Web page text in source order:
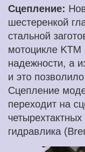
Сцепление:
шестеренкой
стальной
мотоцикле KTM
надежности, а
и это
Сцепление
переходит на
гидравлика